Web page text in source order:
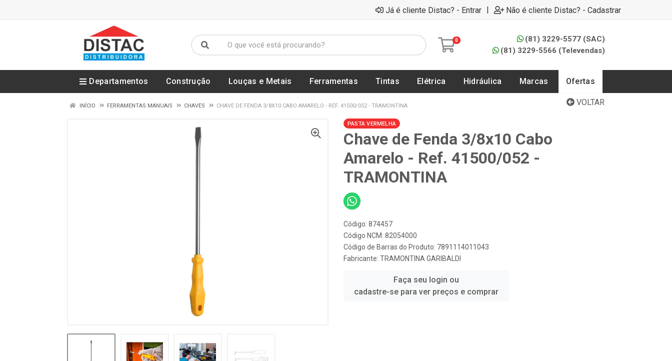
Já é cliente Distac? - Entrar | Não é cliente Distac? - Cadastrar
0
(81) 3229-5577 (SAC)
(81) 3229-5566 (Televendas)
Departamentos Construção Louças e Metais Ferramentas Tintas Elétrica Hidráulica Marcas Ofertas
VOLTAR
INÍCIO FERRAMENTAS MANUAIS CHAVES CHAVE DE FENDA 3/8X10 CABO AMARELO - REF. 41500/052 - TRAMONTINA
PASTA VERMELHA
Chave de Fenda 3/8x10 Cabo
Amarelo - Ref. 41500/052 -
TRAMONTINA
Código: 874457
Código NCM: 82054000
Código de Barras do Produto: 7891114011043
Fabricante: TRAMONTINA GARIBALDI
Faça seu login ou
cadastre-se para ver preços e comprar